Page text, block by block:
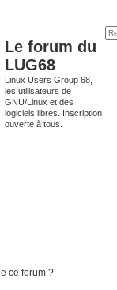
Le forum du
LUG68
Linux Users Group 68,
les utilisateurs de
GNU/Linux et des
logiciels libres. Inscription
ouverte à tous.
ce forum ?